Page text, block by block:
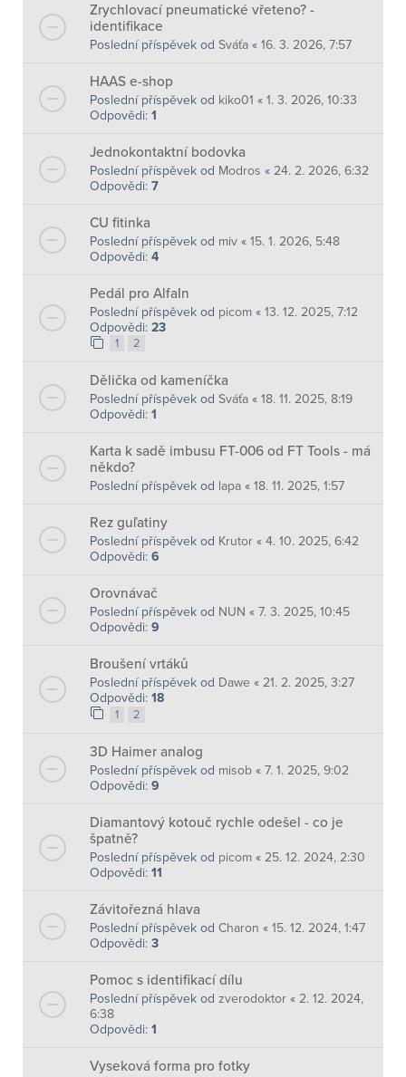
Zrychlovací pneumatické vřeteno? -
identifikace
Poslední příspěvek od Sváťa « 16. 3. 2026, 7:57
HAAS e-shop
Poslední příspěvek od kiko01 « 1. 3. 2026, 10:33
Odpovědi: 1
Jednokontaktní bodovka
Poslední příspěvek od Modros « 24. 2. 2026, 6:32
Odpovědi: 7
CU fitinka
Poslední příspěvek od miv « 15. 1. 2026, 5:48
Odpovědi: 4
Pedál pro AlfaIn
Poslední příspěvek od picom « 13. 12. 2025, 7:12
Odpovědi: 23
1 2
Dělička od kameníčka
Poslední příspěvek od Sváťa « 18. 11. 2025, 8:19
Odpovědi: 1
Karta k sadě imbusu FT-006 od FT Tools - má
někdo?
Poslední příspěvek od lapa « 18. 11. 2025, 1:57
Rez guľatiny
Poslední příspěvek od Krutor « 4. 10. 2025, 6:42
Odpovědi: 6
Orovnávač
Poslední příspěvek od NUN « 7. 3. 2025, 10:45
Odpovědi: 9
Broušení vrtáků
Poslední příspěvek od Dawe « 21. 2. 2025, 3:27
Odpovědi: 18
1 2
3D Haimer analog
Poslední příspěvek od misob « 7. 1. 2025, 9:02
Odpovědi: 9
Diamantový kotouč rychle odešel - co je
špatně?
Poslední příspěvek od picom « 25. 12. 2024, 2:30
Odpovědi: 11
Závitořezná hlava
Poslední příspěvek od Charon « 15. 12. 2024, 1:47
Odpovědi: 3
Pomoc s identifikací dílu
Poslední příspěvek od zverodoktor « 2. 12. 2024,
6:38
Odpovědi: 1
Vyseková forma pro fotky